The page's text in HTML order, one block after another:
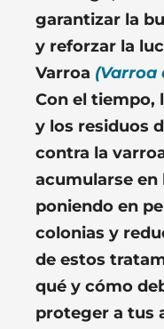
garantizar la
y reforzar la
Varroa
Con el tiempo,
y los residuos
contra la
acumularse en
poniendo en
colonias y
de estos
qué y cómo
proteger a tus